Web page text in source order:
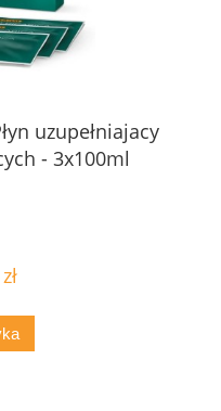
uzupełniajacy
- 3x100ml